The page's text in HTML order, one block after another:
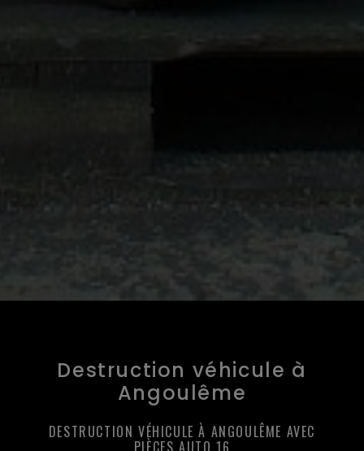
Destruction véhicule à
Angoulême
DESTRUCTION VÉHICULE À ANGOULÊME AVEC
PIÈCES AUTO 16